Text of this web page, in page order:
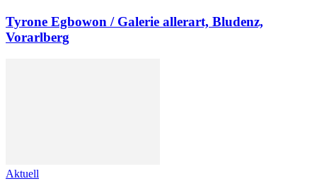
Tyrone Egbowon / Galerie allerart, Bludenz,
Vorarlberg
Aktuell